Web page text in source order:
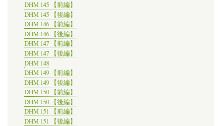
DHM 145 【前編】
DHM 145 【後編】
DHM 146 【前編】
DHM 146 【後編】
DHM 147 【前編】
DHM 147 【後編】
DHM 148
DHM 149 【前編】
DHM 149 【後編】
DHM 150 【前編】
DHM 150 【後編】
DHM 151 【前編】
DHM 151 【後編】